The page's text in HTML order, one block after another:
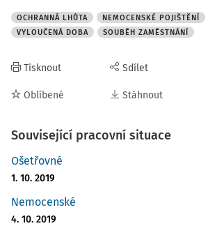
OCHRANNÁ LHŮTA NEMOCENSKÉ POJIŠTĚNÍ
VYLOUČENÁ DOBA
SOUBĚH ZAMĚSTNÁNÍ
Tisknout
Oblíbené
Sdílet
Stáhnout
Související pracovní situace
Ošetřovné
1. 10. 2019
Nemocenské
4. 10. 2019